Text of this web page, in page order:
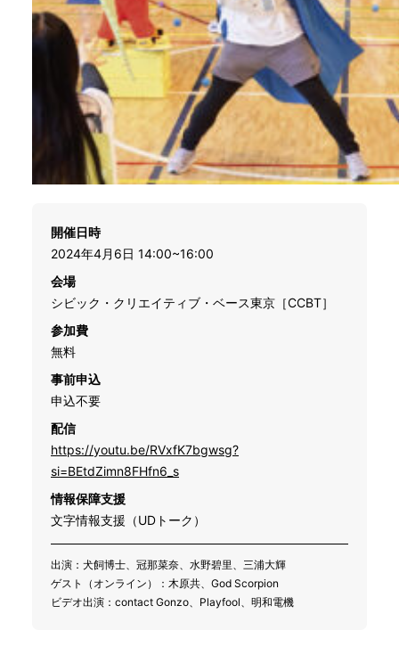
開催日時
2024年4月6日 14:00~16:00
会場
シビック・クリエイティブ・ベース東京［CCBT］
参加費
無料
事前申込
申込不要
配信
https://youtu.be/RVxfK7bgwsg?
si=BEtdZimn8FHfn6_s
情報保障支援
文字情報支援（UDトーク）
出演：犬飼博士、冠那菜奈、水野碧里、三浦大輝
ゲスト（オンライン）：木原共、God Scorpion
ビデオ出演：contact Gonzo、Playfool、明和電機